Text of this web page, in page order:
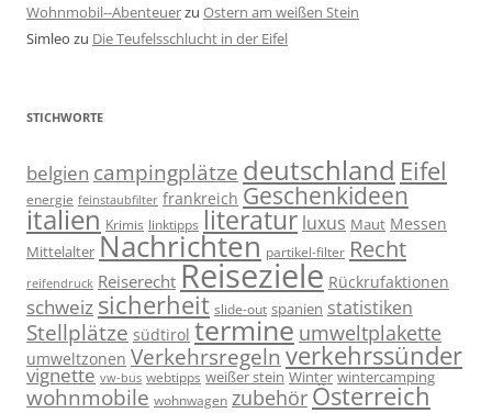
Wohnmobil--Abenteuerzu Ostern am weißen Stein
Simleo zu Die Teufelsschlucht in der Eifel
STICHWORTE
belgien campingplätze deutschland Eifel
energie feinstaubfilter frankreich Geschenkideen
italien Krimis linktipps literatur luxus Maut Messen
Mittelalter Nachrichten partikel-filter Recht
reifendruck Reiserecht Reiseziele Rückrufaktionen
schweiz sicherheit slide-out spanien statistiken
Stellplätze südtirol termine umweltplakette
umweltzonen Verkehrsregeln verkehrssünder
vignette vw-bus webtipps weißer stein Winter wintercamping
wohnmobile wohnwagen zubehör Österreich